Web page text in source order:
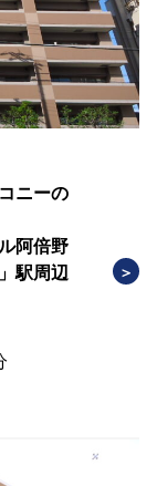
ニーの
阿倍野
駅周辺